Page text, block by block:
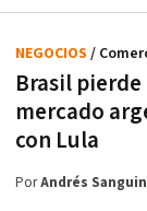
Brasil
mercado
con Lula
NEGOCIOS /
PorAndrés